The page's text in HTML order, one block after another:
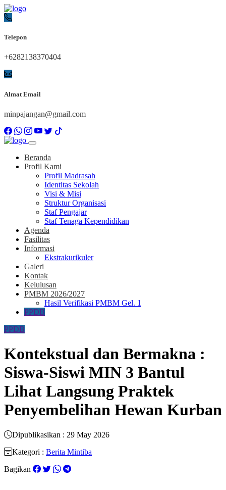
Telepon
+6282138370404
Almat Email
minpajangan@gmail.com
Beranda
Profil Kami
Profil Madrasah
Identitas Sekolah
Visi & Misi
Struktur Organisasi
Staf Pengajar
Staf Tenaga Kependidikan
Agenda
Fasilitas
Informasi
Ekstrakurikuler
Galeri
Kontak
Kelulusan
PMBM 2026/2027
Hasil Verifikasi PMBM Gel. 1
PPDB
PPDB
Kontekstual dan Bermakna :
Siswa-Siswi MIN 3 Bantul
Lihat Langsung Praktek
Penyembelihan Hewan Kurban
Dipublikasikan : 29 May 2026
Kategori : Berita Mintiba
Bagikan